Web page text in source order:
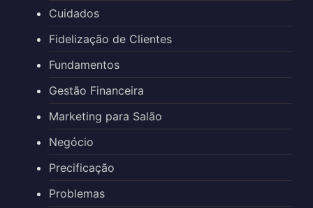
Cuidados
Fidelização de Clientes
Fundamentos
Gestão Financeira
Marketing para Salão
Negócio
Precificação
Problemas